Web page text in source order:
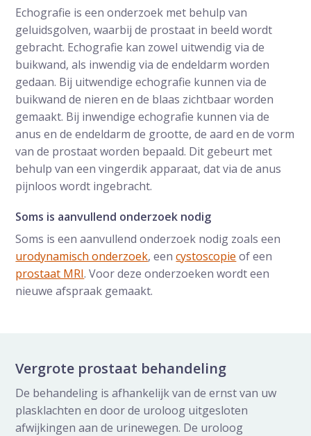
Echografie is een onderzoek met behulp van
geluidsgolven, waarbij de prostaat in beeld wordt
gebracht. Echografie kan zowel uitwendig via de
buikwand, als inwendig via de endeldarm worden
gedaan. Bij uitwendige echografie kunnen via de
buikwand de nieren en de blaas zichtbaar worden
gemaakt. Bij inwendige echografie kunnen via de
anus en de endeldarm de grootte, de aard en de vorm
van de prostaat worden bepaald. Dit gebeurt met
behulp van een vingerdik apparaat, dat via de anus
pijnloos wordt ingebracht.
Soms is aanvullend onderzoek nodig
Soms is een aanvullend onderzoek nodig zoals een
urodynamisch onderzoek, eencystoscopie of een
prostaat MRI. Voor deze onderzoeken wordt een
nieuwe afspraak gemaakt.
Vergrote prostaat behandeling
De behandeling is afhankelijk van de ernst van uw
plasklachten en door de uroloog uitgesloten
afwijkingen aan de urinewegen. De uroloog